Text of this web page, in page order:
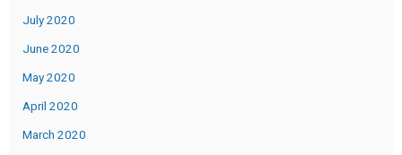
July 2020
June 2020
May 2020
April 2020
March 2020